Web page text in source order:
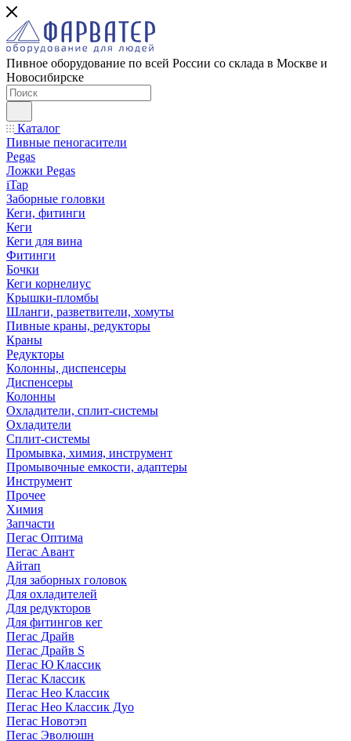
Пивное оборудование по всей России со склада в Москве и
Новосибирске
Каталог
Пивные пеногасители
Pegas
Ложки Pegas
iTap
Заборные головки
Кеги, фитинги
Кеги
Кеги для вина
Фитинги
Бочки
Кеги корнелиус
Крышки-пломбы
Шланги, разветвители, хомуты
Пивные краны, редукторы
Краны
Редукторы
Колонны, диспенсеры
Диспенсеры
Колонны
Охладители, сплит-системы
Охладители
Сплит-системы
Промывка, химия, инструмент
Промывочные емкости, адаптеры
Инструмент
Прочее
Химия
Запчасти
Пегас Оптима
Пегас Авант
Айтап
Для заборных головок
Для охладителей
Для редукторов
Для фитингов кег
Пегас Драйв
Пегас Драйв S
Пегас Ю Классик
Пегас Классик
Пегас Нео Классик
Пегас Нео Классик Дуо
Пегас Новотэп
Пегас Эволюшн